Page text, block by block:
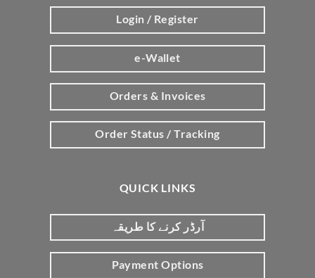
Login / Register
e-Wallet
Orders & Invoices
Order Status / Tracking
QUICK LINKS
آرڈر کرنے کا طریقہ
Payment Options